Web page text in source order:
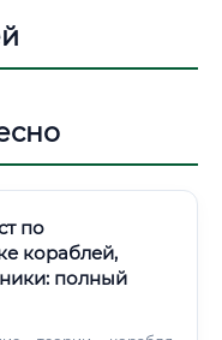
по
кораблей,
полный